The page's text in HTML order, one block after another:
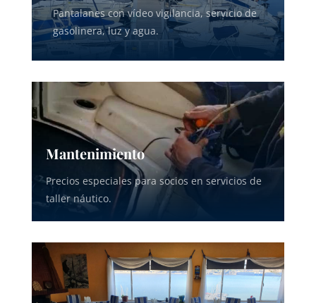
Pantalanes con vídeo vigilancia, servicio de
gasolinera, luz y agua.
Mantenimiento
Precios especiales para socios en servicios de
taller náutico.